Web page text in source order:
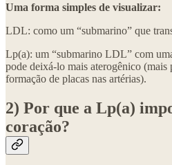
Uma forma simples de visualizar:
LDL: como um “submarino” que
Lp(a): um “submarino LDL” com
pode deixá-lo mais aterogênico (mais
formação de placas nas artérias).
2) Por que a Lp(a)
coração?